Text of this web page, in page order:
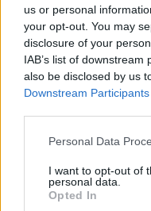
us or personal
your opt-out. You may
disclosure of your
IAB’s list of
also be disclosed by us
Downstream Participants
Please note that this
not limited to your visit
grant or deny consent
use your data for below
Personal Data
I want to opt-out of
personal data.
Opted In
2026.08.07. Farkas
Ön szerint hogy
habos isler?
újraalkotni....